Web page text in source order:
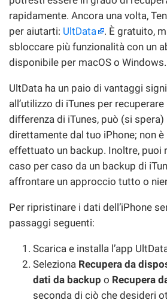
rapidamente. Ancora una volta,
per aiutarti: UltData
. È gratuito,
sbloccare più funzionalità con un
disponibile per macOS o Windows.
UltData ha un paio di vantaggi
all’utilizzo di iTunes per
differenza di iTunes, può (si
direttamente dal tuo iPhone; non
effettuato un backup. Inoltre, puoi
caso per caso da un backup di
affrontare un approccio tutto o
Per ripristinare i dati dell’iPhone
passaggi seguenti:
Scarica e installa l’app
Seleziona Recupera da
dati da backup o Recupera
seconda di ciò che desideri